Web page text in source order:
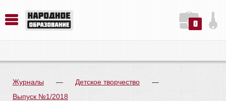
0
Журналы — Детское творчество
—
Выпуск №1/2018